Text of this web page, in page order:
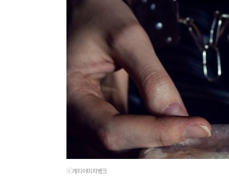
ⓒ게티이미지뱅크